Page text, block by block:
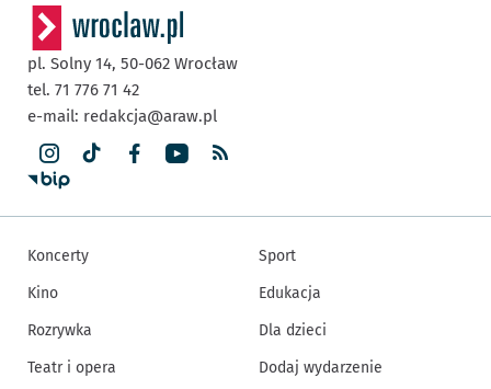
pl. Solny 14, 50-062 Wrocław
tel. 71 776 71 42
e-mail: redakcja@araw.pl
Koncerty
Kino
Rozrywka
Teatr i opera
Sport
Edukacja
Dla dzieci
Dodaj wydarzenie